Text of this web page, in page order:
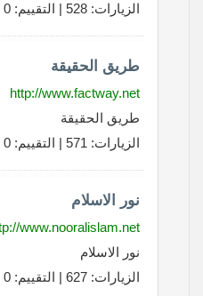
الزيارات: 528 | التقييم: 0 | المقيّمين: 0
طريق الحقيقة
http://www.factway.net
طريق الحقيقة
الزيارات: 571 | التقييم: 0 | المقيّمين: 0
نور الاسلام
http://www.nooralislam.net
نور الاسلام
الزيارات: 627 | التقييم: 0 | المقيّمين: 0